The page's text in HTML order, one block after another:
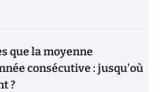
que la moyenne
consécutive : jusqu'où
?